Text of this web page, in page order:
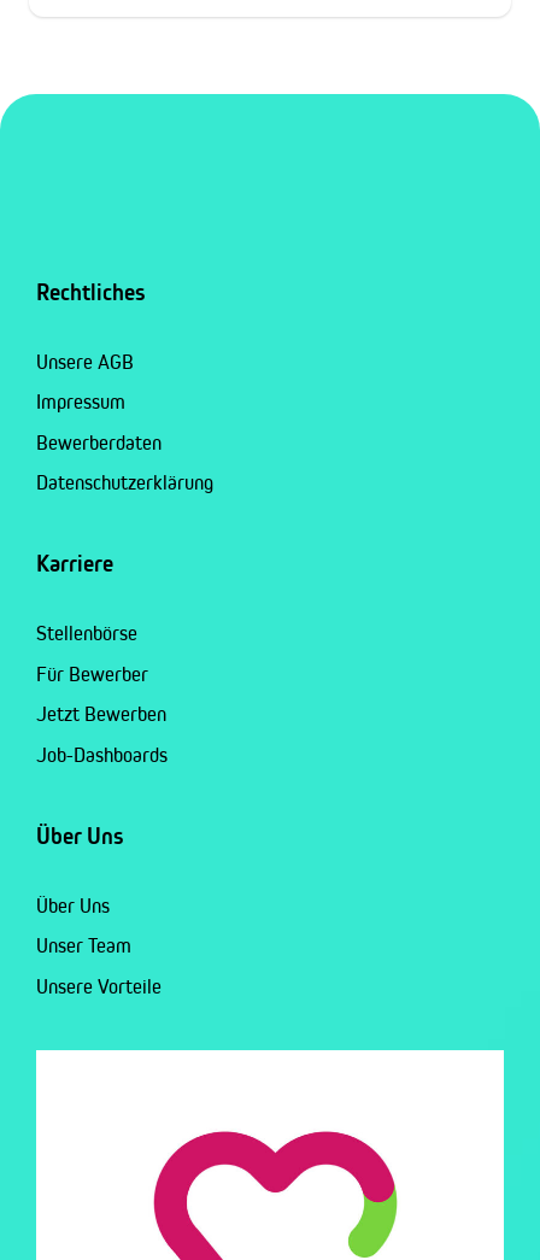
Rechtliches
Unsere AGB
Impressum
Bewerberdaten
Datenschutzerklärung
Karriere
Stellenbörse
Für Bewerber
Jetzt Bewerben
Job-Dashboards
Über Uns
Über Uns
Unser Team
Unsere Vorteile